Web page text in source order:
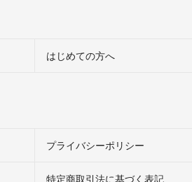
はじめての方へ
プライバシーポリシー
特定商取引法に基づく表記